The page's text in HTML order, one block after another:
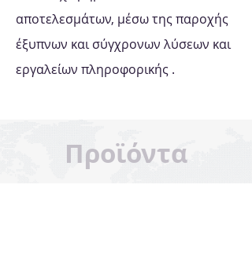
αποτελεσμάτων, μέσω της παροχής
έξυπνων και σύγχρονων λύσεων και
εργαλείων πληροφορικής .
Προϊόντα